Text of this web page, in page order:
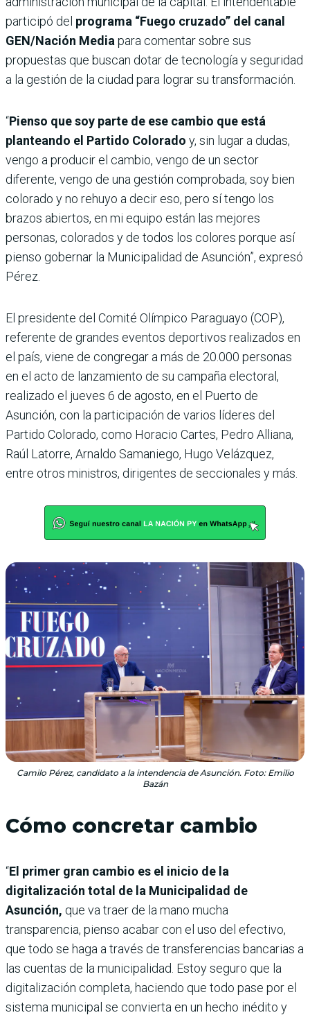
participó del programa “Fuego cruzado” del canal
GEN/Nación Mediapara comentar sobre sus
propuestas que buscan dotar de tecnología y seguridad
a la gestión de la ciudad para lograr su transformación.
“Pienso que soy parte de ese cambio que está
planteando el Partido Colorado y, sin lugar a dudas,
vengo a producir el cambio, vengo de un sector
diferente, vengo de una gestión comprobada, soy bien
colorado y no rehuyo a decir eso, pero sí tengo los
brazos abiertos, en mi equipo están las mejores
personas, colorados y de todos los colores porque así
pienso gobernar la Municipalidad de Asunción”, expresó
Pérez.
El presidente del Comité Olímpico Paraguayo (COP),
referente de grandes eventos deportivos realizados en
el país, viene de congregar a más de 20.000 personas
en el acto de lanzamiento de su campaña electoral,
realizado el jueves 6 de agosto, en el Puerto de
Asunción, con la participación de varios líderes del
Partido Colorado, como Horacio Cartes, Pedro Alliana,
Raúl Latorre, Arnaldo Samaniego, Hugo Velázquez,
entre otros ministros, dirigentes de seccionales y más.
Camilo Pérez, candidato a la intendencia de Asunción. Foto: Emilio
Bazán
Cómo concretar cambio
“El primer gran cambio es el inicio de la
digitalización total de la Municipalidad de
Asunción, que va traer de la mano mucha
transparencia, pienso acabar con el uso del efectivo,
que todo se haga a través de transferencias bancarias a
las cuentas de la municipalidad. Estoy seguro que la
digitalización completa, haciendo que todo pase por el
sistema municipal se convierta en un hecho inédito y